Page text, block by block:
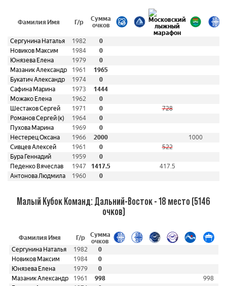
Фамилия Имя Г/р
Сумма
очков
Сергунина Наталья 1982
0
Новиков Максим
1984
0
Юнязева Елена
1979
0
Мазаник Александр
1961 1965
Букатич Александр
1974
0
Сафина Марина
1973
1444
Можако Елена
1962
0
Шестаков Сергей
1971 0
728
Романов Сергей (к)
1964
0
Пухова Марина
1969
0
Нестерец Оксана
1966 2000
1000
Сивцев Алексей
1961 0
522
Бура Геннадий
1959
0
Педенко Вячеслав
1947 1417.5
417.5
Антонова Людмила
1960 0
Малый Кубок Команд: Дальний-Восток - 18 место (5146
очков)
Фамилия Имя Г/р
Сумма
очков
Сергунина Наталья
1982
0
Новиков Максим
1984
0
Юнязева Елена
1979
0
Мазаник Александр
1961 998
998